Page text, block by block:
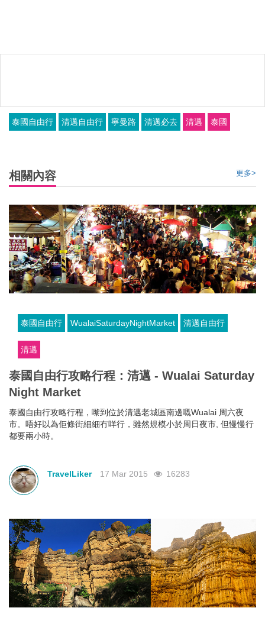
泰國自由行 清邁自由行 寧曼路 清邁必去 清邁 泰國
相關內容 更多>
泰國自由行 WualaiSaturdayNightMarket 清邁自由行
清邁
泰國自由行攻略行程：清邁 - Wualai Saturday
Night Market
泰國自由行攻略行程，嚟到位於清邁老城區南邊嘅Wualai 周六夜
市。唔好以為佢條街細細冇咩行，雖然規模小於周日夜市, 但慢慢行
都要兩小時。
TravelLiker 17 Mar 2015 16283